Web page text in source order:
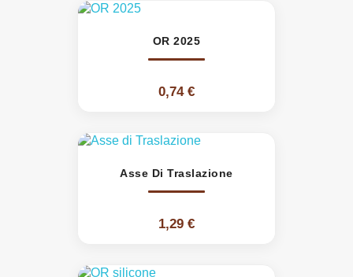
OR 2025
0,74 €
Asse Di Traslazione
1,29 €